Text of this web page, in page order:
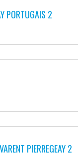
PORTUGAIS 2
PIERREGEAY 2